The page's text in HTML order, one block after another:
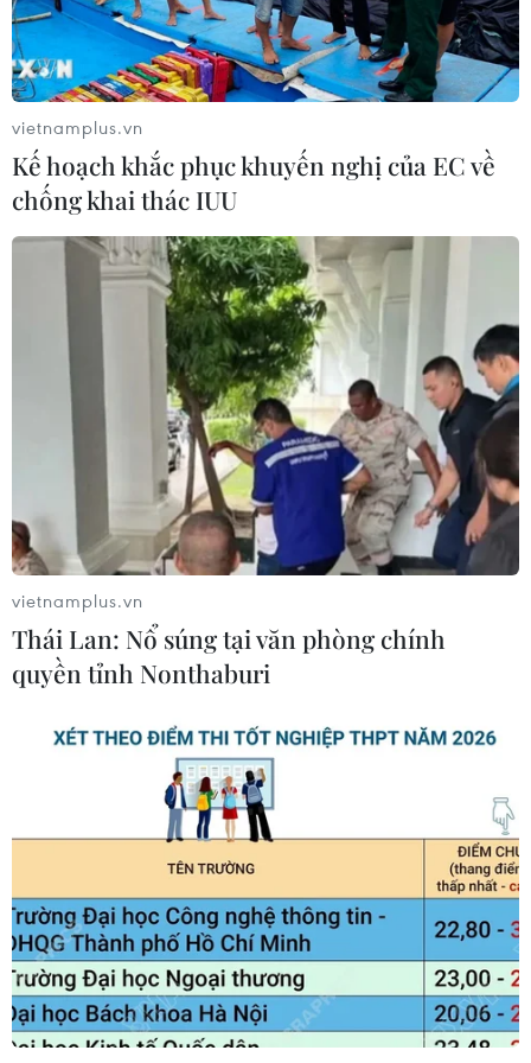
ASEAN Cup 2026: Tuyển Việt Nam
thẳng tiến vào bán kết với thành tích
nhất bảng
07/08/2026 15:58
Đình Bắc rực sáng với cú
đúp, tuyển Việt Nam vào bán kết
ASEAN Cup với ngôi đầu bảng
07/08/2026 15:49
Xem trực tiếp Việt Nam-Campuchia
tại ASEAN Cup 2026 trên kênh nào?
Nhận định Singapore vs
Indonesia (20h ngày 7/8): Cuộc quyết
đấu giành tấm vé bán kết duy nhất
Cục diện ASEAN Cup: Việt Nam
quyết giành ngôi đầu, Thái Lan vẫn
Lịch thi đấu ASEAN Cup 2026 ngày
7/8: Việt Nam hướng đến ngôi đầu
07/08/2026 00:07
Công Phượng gặp thử thách lớn
vietnamplus.vn
Kế hoạch khắc phục khuyến nghị của EC về
chống khai thác IUU
vietnamplus.vn
Thái Lan: Nổ súng tại văn phòng chính
quyền tỉnh Nonthaburi